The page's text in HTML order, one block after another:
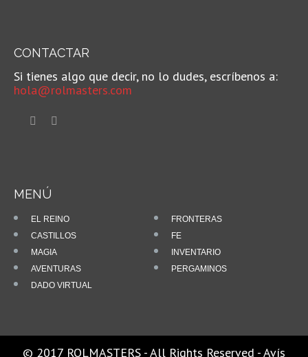
CONTACTAR
Si tienes algo que decir, no lo dudes, escríbenos a:
hola@rolmasters.com
MENÚ
EL REINO
FRONTERAS
CASTILLOS
FE
MAGIA
INVENTARIO
AVENTURAS
PERGAMINOS
DADO VIRTUAL
© 2017 ROLMASTERS - All Rights Reserved -Avís